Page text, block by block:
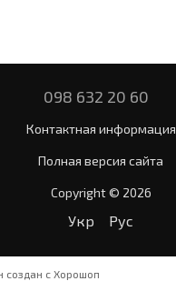
098 632 20 60
Контактная информация
Полная версия сайта
Copyright © 2026
Укр Рус
создан с Хорошоп